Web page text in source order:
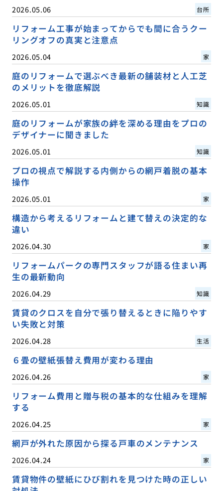
2026.05.06 台所
リフォーム工事が始まってからでも間に合うクー
リングオフの真実と注意点
2026.05.04 家
庭のリフォームで選ぶべき最新の舗装材と人工芝
のメリットを徹底解説
2026.05.01 知識
庭のリフォームが家族の絆を深める理由をプロの
デザイナーに聞きました
2026.05.01 知識
プロの視点で解説する内側からの網戸着脱の基本
操作
2026.05.01 家
構造から考えるリフォームと建て替えの決定的な
違い
2026.04.30 家
リフォームパークの専門スタッフが語る住まい再
生の最新動向
2026.04.29 知識
賃貸のクロスを自分で張り替えるときに陥りやす
い失敗と対策
2026.04.28 生活
６畳の壁紙張替え費用が変わる理由
2026.04.26 家
リフォーム費用と贈与税の基本的な仕組みを理解
する
2026.04.25 家
網戸が外れた原因から探る戸車のメンテナンス
2026.04.24 家
賃貸物件の壁紙にひび割れを見つけた時の正しい